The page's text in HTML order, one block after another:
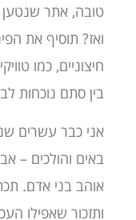
טובה, אתר
ואז? תוסיף את
חיצוניים, כמו
בין סתם נוכחות
אני כבר עשרים
באים והולכים –
אוהב בני אדם.
ותזכור שאפילו